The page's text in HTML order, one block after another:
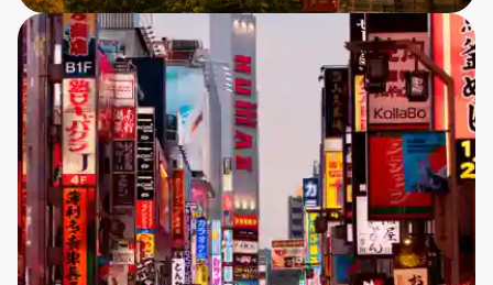
Fascinerende kontraster mellem moderne
metropoler og traditionel kultur, fredfyldte
landskaber og en historie, der strækker sig
tusinder af år tilbage. Japan er en destination, der
har noget for enhver rejsende, uanset hvad man
søger.